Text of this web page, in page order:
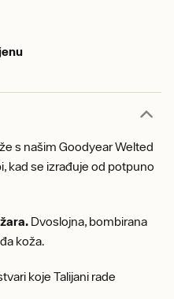
s našim Goodyear Welted
kad se izrađuje od potpuno
Dvoslojna, bombirana
koža.
koje Talijani rade